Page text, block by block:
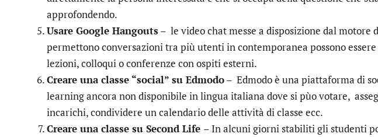
approfondendo.
Usare Google Hangouts– le video chat messe a disposizione dal motore
permettono conversazioni tra più utenti in contemporanea possono
lezioni, colloqui o conferenze con ospiti esterni.
Creare una classe “social” su Edmodo– Edmodo è una piattaforma di
learning ancora non disponibile in lingua italiana dove si pùo votare,
incarichi, condividere un calendario delle attività di classe ecc.
Creare una classe su Second Life – In alcuni giorni stabiliti gli studenti